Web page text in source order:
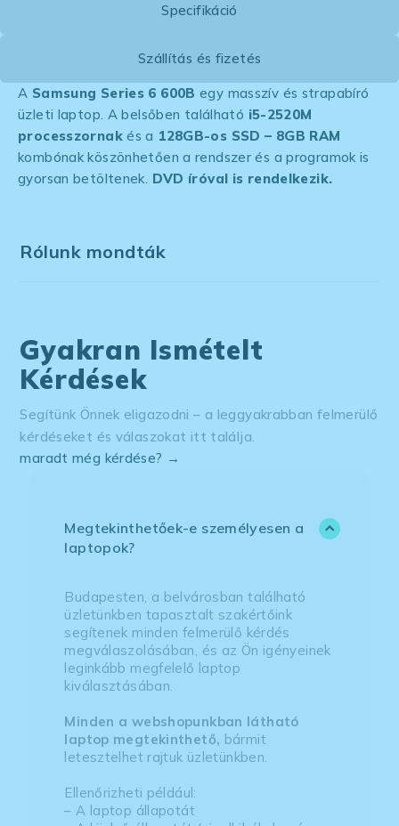
Specifikáció
Szállítás és fizetés
A Samsung Series 6 600B egy masszív és strapabíró
üzleti laptop. A belsőben található i5-2520M
processzornakés a 128GB-os SSD – 8GB RAM
kombónak köszönhetően a rendszer és a programok is
gyorsan betöltenek. DVD íróval is rendelkezik.
Rólunk mondták
Gyakran Ismételt
Kérdések
Segítünk Önnek eligazodni – a leggyakrabban felmerülő
kérdéseket és válaszokat itt találja.
maradt még kérdése? →
Megtekinthetőek-e személyesen a
laptopok?
Budapesten, a belvárosban található
üzletünkben tapasztalt szakértőink
segítenek minden felmerülő kérdés
megválaszolásában, és az Ön igényeinek
leginkább megfelelő laptop
kiválasztásában.
Minden a webshopunkban látható
laptop megtekinthető, bármit
letesztelhet rajtuk üzletünkben.
Ellenőrizheti például:
– A laptop állapotát